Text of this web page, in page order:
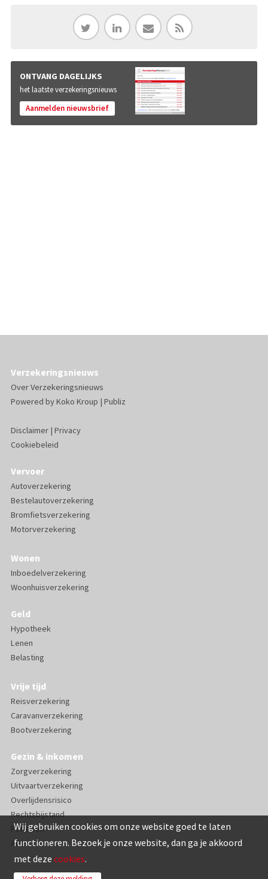
Wij gebruiken cookies om onze website goed te laten
functioneren. Bezoek je onze website, dan ga je akkoord
met deze cookies.
ONTVANG DAGELIJKS
het laatste verzekeringsnieuws
Aanmelden nieuwsbrief
Verzekeringsnieuws
Over Verzekeringsnieuws
Powered byKoko Kroup | Publiz
Disclaimer| Privacy
Cookiebeleid
Vervoer
Autoverzekering
Bestelautoverzekering
Bromfietsverzekering
Motorverzekering
Wonen
Inboedelverzekering
Woonhuisverzekering
Geld
Hypotheek
Lenen
Belasting
Vrije tijd
Reisverzekering
Caravanverzekering
Bootverzekering
Gezin & inkomen
Zorgverzekering
Uitvaartverzekering
Overlijdensrisico
Rechtsbijstand
Pensioen
AOV